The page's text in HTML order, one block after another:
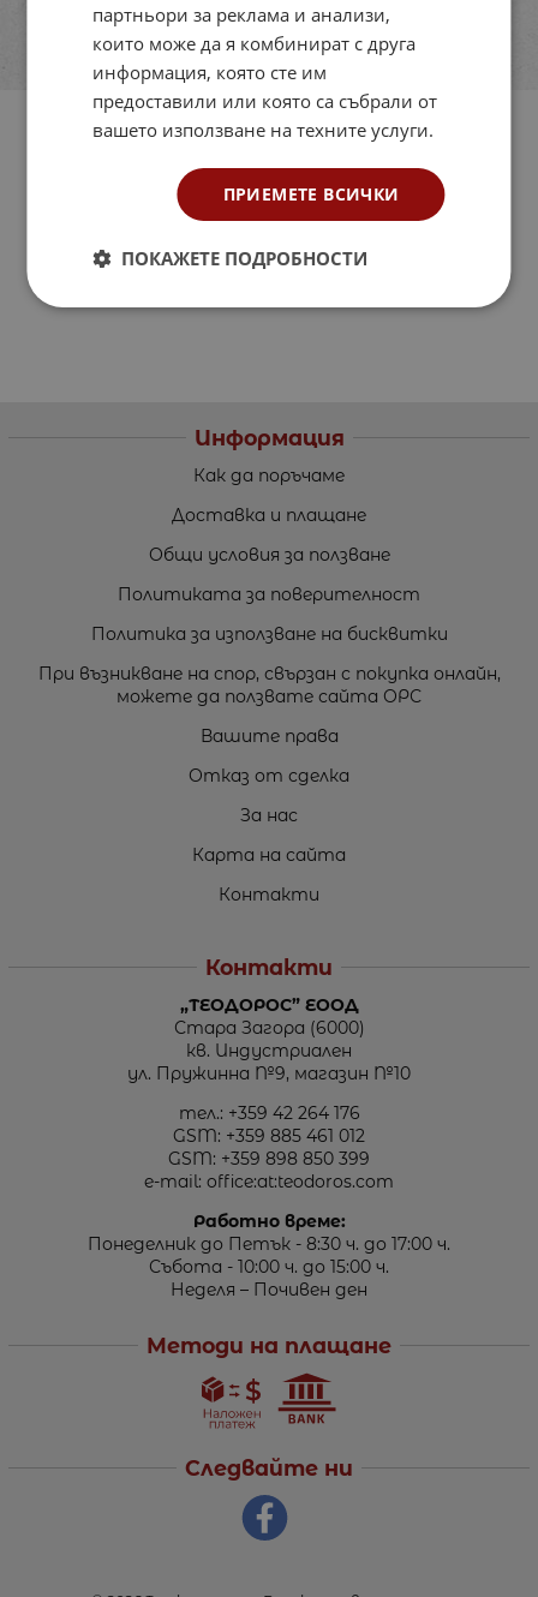
Информация
Как да поръчаме
Доставка и плащане
Общи условия за ползване
Политиката за поверителност
Политика за използване на бисквитки
При възникване на спор, свързан с покупка онлайн,
можете да ползвате сайта ОРС
Вашите права
Отказ от сделка
За нас
Карта на сайта
Контакти
Контакти
„ТЕОДОРОС” ЕООД
Стара Загора (6000)
кв. Индустриален
ул. Пружинна №9, магазин №10
тел.: +359 42 264 176
GSM: +359 885 461 012
GSM: +359 898 850 399
e-mail: office:at:teodoros.com
Работно време:
Понеделник до Петък - 8:30 ч. до 17:00 ч.
Събота - 10:00 ч. до 15:00 ч.
Неделя – Почивен ден
Методи на плащане
Следвайте ни
партньори за реклама и анализи,
които може да я комбинират с друга
информация, която сте им
предоставили или която са събрали от
вашето използване на техните услуги.
ПРИЕМЕТЕ ВСИЧКИ
ПОКАЖЕТЕ ПОДРОБНОСТИ